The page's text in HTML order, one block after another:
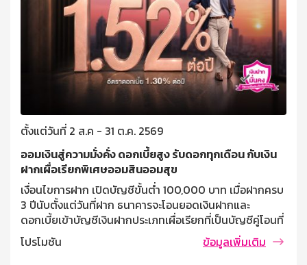
ตั้งแต่วันที่ 2 ส.ค - 31 ต.ค. 2569
ออมเงินสู่ความมั่งคั่ง ดอกเบี้ยสูง รับดอกทุกเดือน กับเงิน
ฝากเผื่อเรียกพิเศษออมสินออมสุข
เงื่อนไขการฝาก เปิดบัญชีขั้นต่ำ 100,000 บาท เมื่อฝากครบ
3 ปีนับตั้งแต่วันที่ฝาก ธนาคารจะโอนยอดเงินฝากและ
ดอกเบี้ยเข้าบัญชีเงินฝากประเภทเผื่อเรียกที่เป็นบัญชีคู่โอนที่
ผู้ฝากแจ้งไว้ ฝากครั้งละไม่ต่ำกว่า 10,000 บาท ไม่จำกัด
วงเงินรับฝากสูงสุด บุคคลธรรมดาที่มีอายุตั้งแต่ 7 ปี ขึ้นไป
โปรโมชัน ข้อมูลเพิ่มเติม